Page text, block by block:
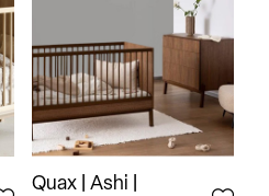
Quax | Ashi |